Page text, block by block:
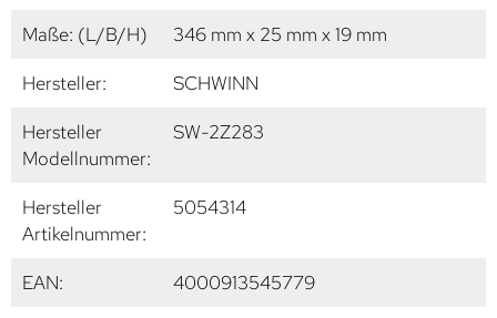
Maße: (L/B/H)
346 mm x 25 mm x 19 mm
Hersteller:
SCHWINN
Hersteller
Modellnummer:
SW-2Z283
Hersteller
Artikelnummer:
5054314
EAN:
4000913545779